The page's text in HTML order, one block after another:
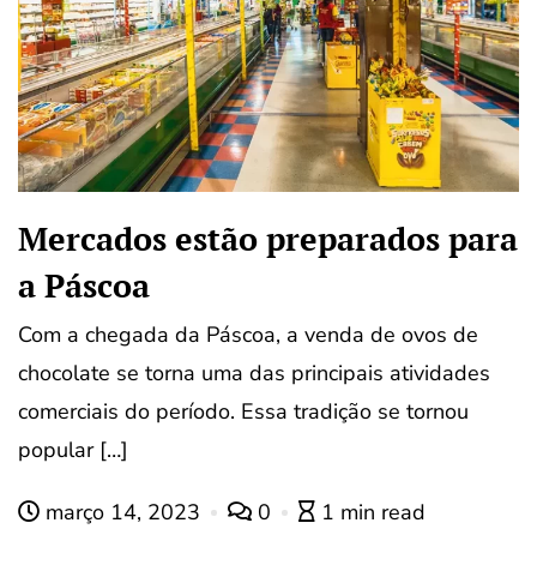
Mercados estão preparados para
a Páscoa
Com a chegada da Páscoa, a venda de ovos de
chocolate se torna uma das principais atividades
comerciais do período. Essa tradição se tornou
popular […]
março 14, 2023 0 1 min read